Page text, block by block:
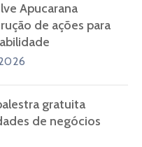
Apucarana
de ações para
gratuita
de negócios